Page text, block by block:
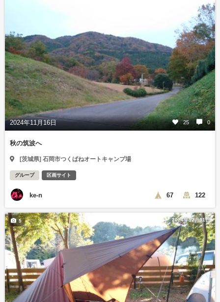
2024年11月16日 25 0
秋の筑波へ
[茨城県] 石岡市つくばねオートキャンプ場
グループ 区画サイト
ke-n 67 122
2024年12月31日
5